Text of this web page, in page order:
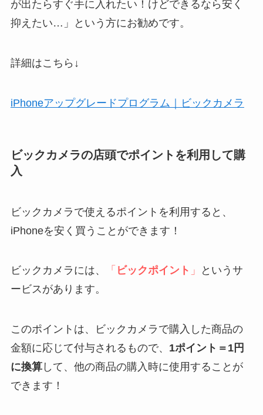
が出たらすぐ手に入れたい！けどできるなら安く
抑えたい…」という方にお勧めです。
詳細はこちら↓
iPhoneアップグレードプログラム｜ビックカメラ
ビックカメラの店頭でポイントを利用して購
入
ビックカメラで使えるポイントを利用すると、
iPhoneを安く買うことができます！
ビックカメラには、 「 ビックポイント 」
というサ
ービスがあります。
このポイントは、ビックカメラで購入した商品の
金額に応じて付与されるもので、 1ポイント＝1円
に換算して、他の商品の購入時に使用することが
できます！